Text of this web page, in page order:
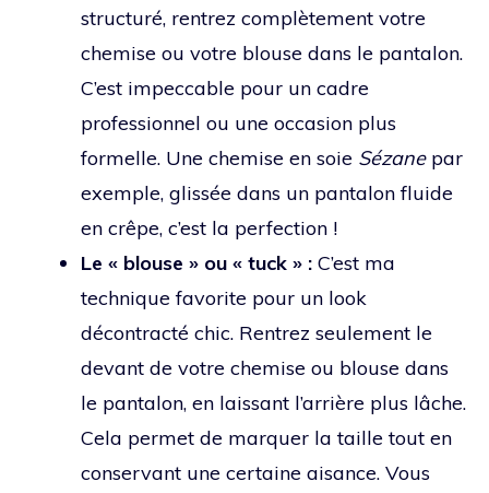
structuré, rentrez complètement votre
chemise ou votre blouse dans le pantalon.
C’est impeccable pour un cadre
professionnel ou une occasion plus
formelle. Une chemise en soie Sézanepar
exemple, glissée dans un pantalon fluide
en crêpe, c’est la perfection !
Le « blouse » ou « tuck » : C’est ma
technique favorite pour un look
décontracté chic. Rentrez seulement le
devant de votre chemise ou blouse dans
le pantalon, en laissant l’arrière plus lâche.
Cela permet de marquer la taille tout en
conservant une certaine aisance. Vous